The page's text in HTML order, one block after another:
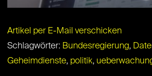
Artikel per E-Mail verschicken
Schlagwörter: Bundesregierung,
Geheimdienste, politik,